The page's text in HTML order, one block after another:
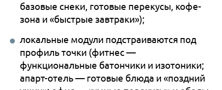
базовые снеки, готовые перекусы, кофе-
зона и «быстрые завтраки»);
локальные модули подстраиваются под
профиль точки (фитнес —
функциональные батончики и изотоники;
апарт-отель — готовые блюда и «поздний